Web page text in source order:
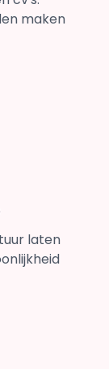
maken
laten